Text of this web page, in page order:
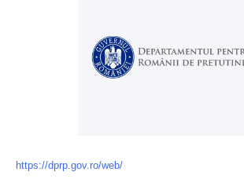
https://dprp.gov.ro/web/